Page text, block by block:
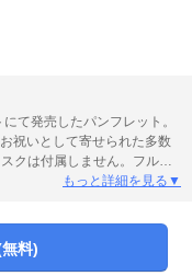
て発売したパンフレット。
祝いとして寄せられた多数
クは付属しません。フルカ
もっと詳細を見る▼
料)